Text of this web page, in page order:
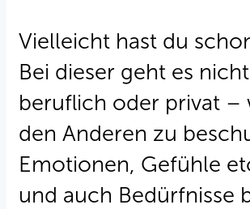
Vielleicht hast du
Bei dieser geht es
beruflich oder privat –
den Anderen zu
Emotionen, Gefühle
und auch Bedürfnisse